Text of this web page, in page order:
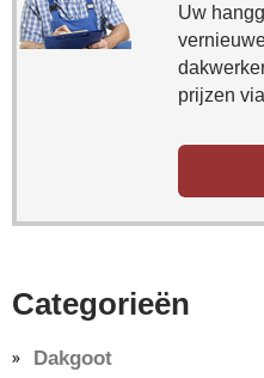
Uw
prijzen
Categorieën
Dakgoot